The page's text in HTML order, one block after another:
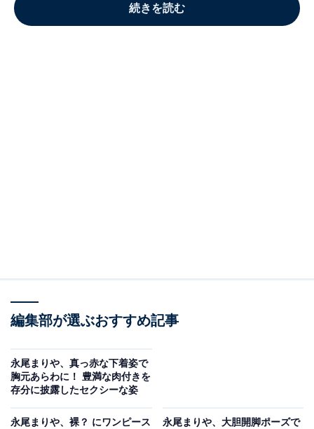
続きを読む
編集部が選ぶおすすめ記事
永尾まりや、真っ赤な下着姿で
胸元あらわに！ 豊満な肉付きを
存分に披露したセクシーな姿
永尾まりや、裸？ にワンピース
永尾まりや、大胆開脚ポーズで